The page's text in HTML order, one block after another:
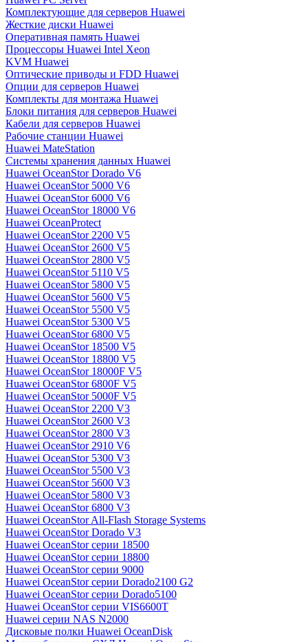
Комплектующие для серверов Huawei
Жесткие диски Huawei
Оперативная память Huawei
Процессоры Huawei Intel Xeon
KVM Huawei
Оптические приводы и FDD Huawei
Опции для серверов Huawei
Комплекты для монтажа Huawei
Блоки питания для серверов Huawei
Кабели для серверов Huawei
Рабочие станции Huawei
Huawei MateStation
Системы хранения данных Huawei
Huawei OceanStor Dorado V6
Huawei OceanStor 5000 V6
Huawei OceanStor 6000 V6
Huawei OceanStor 18000 V6
Huawei OceanProtect
Huawei OceanStor 2200 V5
Huawei OceanStor 2600 V5
Huawei OceanStor 2800 V5
Huawei OceanStor 5110 V5
Huawei OceanStor 5800 V5
Huawei OceanStor 5600 V5
Huawei OceanStor 5500 V5
Huawei OceanStor 5300 V5
Huawei OceanStor 6800 V5
Huawei OceanStor 18500 V5
Huawei OceanStor 18800 V5
Huawei OceanStor 18000F V5
Huawei OceanStor 6800F V5
Huawei OceanStor 5000F V5
Huawei OceanStor 2200 V3
Huawei OceanStor 2600 V3
Huawei OceanStor 2800 V3
Huawei OceanStor 2910 V6
Huawei OceanStor 5300 V3
Huawei OceanStor 5500 V3
Huawei OceanStor 5600 V3
Huawei OceanStor 5800 V3
Huawei OceanStor 6800 V3
Huawei OceanStor All-Flash Storage Systems
Huawei OceanStor Dorado V3
Huawei OceanStor серии 18500
Huawei OceanStor серии 18800
Huawei OceanStor серии 9000
Huawei OceanStor серии Dorado2100 G2
Huawei OceanStor серии Dorado5100
Huawei OceanStor серии VIS6600T
Huawei серии NAS N2000
Дисковые полки Huawei OceanDisk